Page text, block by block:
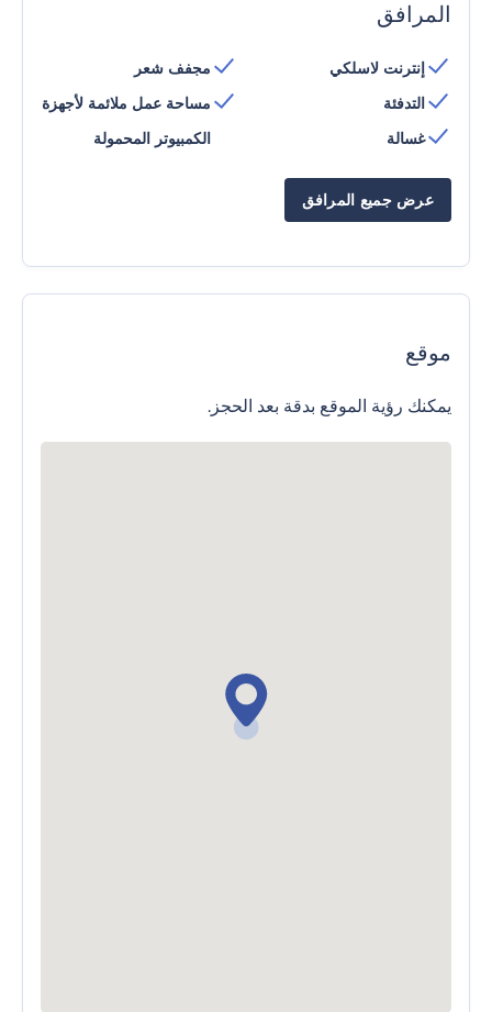
المرافق
إنترنت لاسلكي
التدفئة
غسالة
مجفف شعر
مساحة عمل ملائمة لأجهزة
الكمبيوتر المحمولة
عرض جميع المرافق
موقع
يمكنك رؤية الموقع بدقة بعد الحجز.